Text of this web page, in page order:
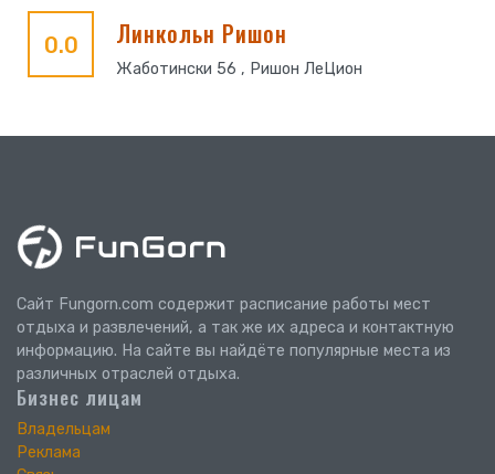
0.0 Линкольн Ришон
Жаботински 56 , Ришон ЛеЦион
Сайт Fungorn.com содержит расписание работы мест
отдыха и развлечений, а так же их адреса и контактную
информацию. На сайте вы найдёте популярные места из
различных отраслей отдыха.
Бизнес лицам
Владельцам
Реклама